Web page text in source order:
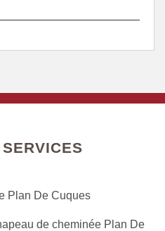
Plan De Cuques
de cheminée Plan De